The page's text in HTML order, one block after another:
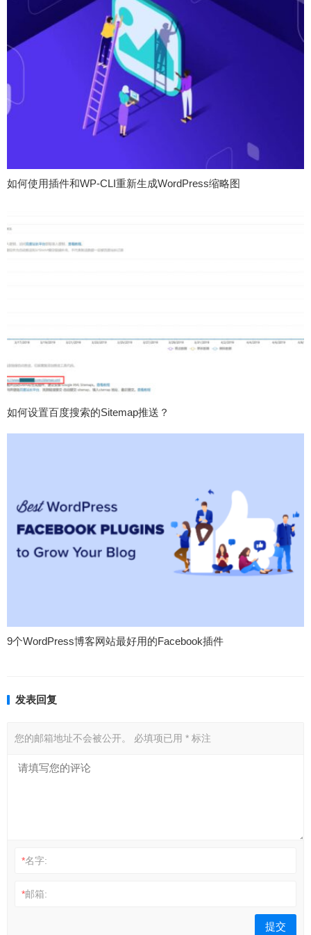
如何使用插件和WP-CLI重新生成WordPress缩略图
如何设置百度搜索的Sitemap推送？
9个WordPress博客网站最好用的Facebook插件
发表回复
您的邮箱地址不会被公开。 必填项已用 * 标注
*名字:
*邮箱: